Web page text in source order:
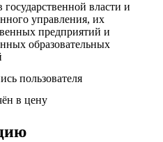
государственной власти и
управления, их
предприятий и
образовательных
пользователя
в цену